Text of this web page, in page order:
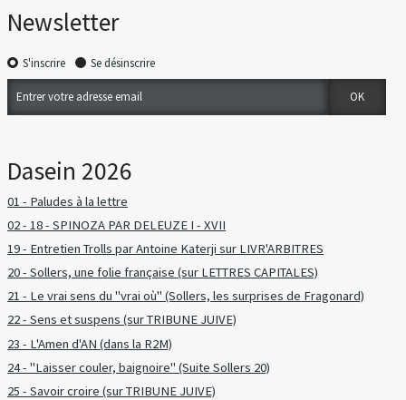
Newsletter
S'inscrire Se désinscrire
Dasein 2026
01 - Paludes à la lettre
02 - 18 - SPINOZA PAR DELEUZE I - XVII
19 - Entretien Trolls par Antoine Katerji sur LIVR'ARBITRES
20 - Sollers, une folie française (sur LETTRES CAPITALES)
21 - Le vrai sens du "vrai où" (Sollers, les surprises de Fragonard)
22 - Sens et suspens (sur TRIBUNE JUIVE)
23 - L'Amen d'AN (dans la R2M)
24 - "Laisser couler, baignoire" (Suite Sollers 20)
25 - Savoir croire (sur TRIBUNE JUIVE)